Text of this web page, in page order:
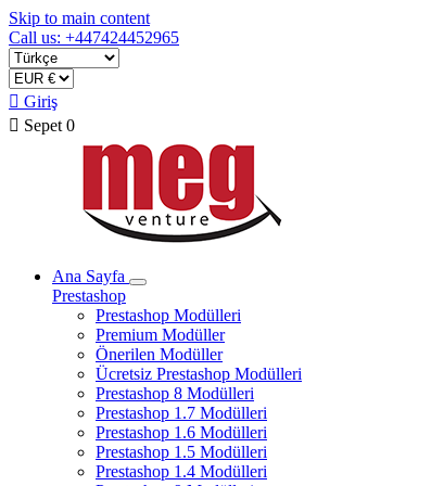
Skip to main content
Call us: +447424452965
 Giriş
 Sepet 0
Ana Sayfa
Prestashop
Prestashop Modülleri
Premium Modüller
Önerilen Modüller
Ücretsiz Prestashop Modülleri
Prestashop 8 Modülleri
Prestashop 1.7 Modülleri
Prestashop 1.6 Modülleri
Prestashop 1.5 Modülleri
Prestashop 1.4 Modülleri